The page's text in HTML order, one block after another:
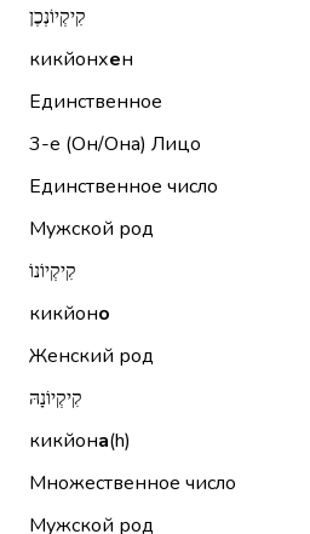
קִיקְיוֹנְכֶן
кикйонхен
Единственное
3-е (Он/Она) Лицо
Единственное число
Мужской род
קִיקְיוֹנוֹ
кикйоно
Женский род
קִיקְיוֹנָהּ
кикйона(h)
Множественное число
Мужской род